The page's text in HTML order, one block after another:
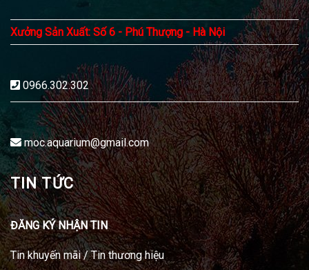
Xưởng Sản Xuất: Số 6 - Phú Thượng - Hà Nội
0966.302.302
moc.aquarium@gmail.com
TIN TỨC
ĐĂNG KÝ NHẬN TIN
Tin khuyến mãi / Tin thương hiệu